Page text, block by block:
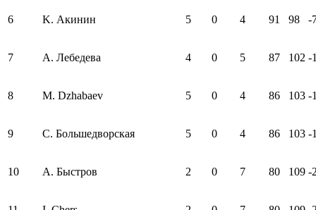
6 K. Акинин 5 0 4 91 98 -
7 А. Лебедева 4 0 5 87 102 -
8 M. Dzhabaev 5 0 4 86 103 -
9 С. Большедворская 5 0 4 86 103 -
10 А. Быстров 2 0 7 80 109 -